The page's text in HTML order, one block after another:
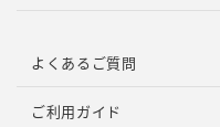
よくあるご質問
ご利用ガイド